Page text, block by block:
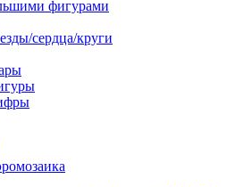
фигурами
сердца/круги